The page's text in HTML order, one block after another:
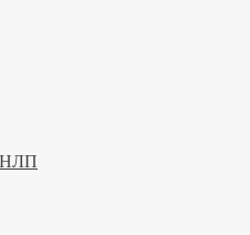
НЛП